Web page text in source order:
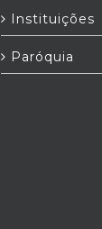
Instituições
Paróquia